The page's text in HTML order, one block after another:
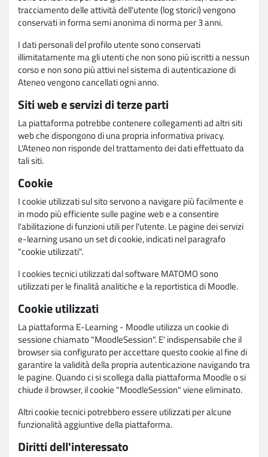
tracciamento delle attività dell'utente (log storici) vengono
conservati in forma semi anonima di norma per 3 anni.
I dati personali del profilo utente sono conservati
illimitatamente ma gli utenti che non sono più iscritti a nessun
corso e non sono più attivi nel sistema di autenticazione di
Ateneo vengono cancellati ogni anno.
Siti web e servizi di terze parti
La piattaforma potrebbe contenere collegamenti ad altri siti
web che dispongono di una propria informativa privacy.
L'Ateneo non risponde del trattamento dei dati effettuato da
tali siti.
Cookie
I cookie utilizzati sul sito servono a navigare più facilmente e
in modo più efficiente sulle pagine web e a consentire
l'abilitazione di funzioni utili per l'utente. Le pagine dei servizi
e-learning usano un set di cookie, indicati nel paragrafo
"cookie utilizzati".
I cookies tecnici utilizzati dal software MATOMO sono
utilizzati per le finalità analitiche e la reportistica di Moodle.
Cookie utilizzati
La piattaforma E-Learning - Moodle utilizza un cookie di
sessione chiamato "MoodleSession". E' indispensabile che il
browser sia configurato per accettare questo cookie al fine di
garantire la validità della propria autenticazione navigando tra
le pagine. Quando ci si scollega dalla piattaforma Moodle o si
chiude il browser, il cookie "MoodleSession" viene eliminato.
Altri cookie tecnici potrebbero essere utilizzati per alcune
funzionalità aggiuntive della piattaforma.
Diritti dell'interessato